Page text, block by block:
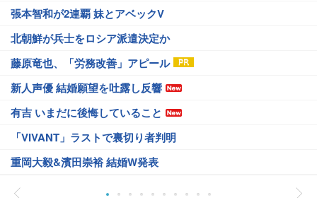
張本智和が2連覇 妹とアベックV
北朝鮮が兵士をロシア派遣決定か
藤原竜也、「労務改善」アピール
新人声優 結婚願望を吐露し反響
有吉 いまだに後悔していること
「VIVANT」ラストで裏切り者判明
重岡大毅&濱田崇裕 結婚W発表